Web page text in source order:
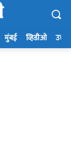
मुंबई व्हिडीओ उत्तर